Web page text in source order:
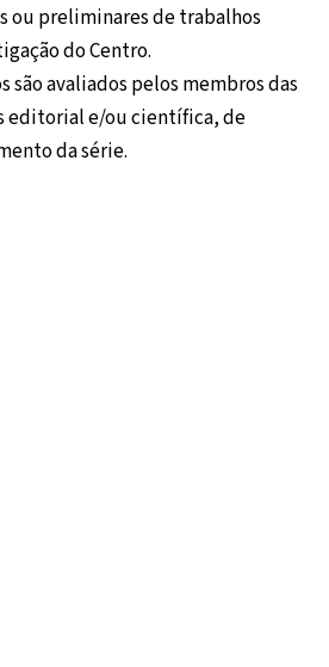
ou preliminares de trabalhos
do Centro.
são avaliados pelos membros das
editorial e/ou científica, de
da série.